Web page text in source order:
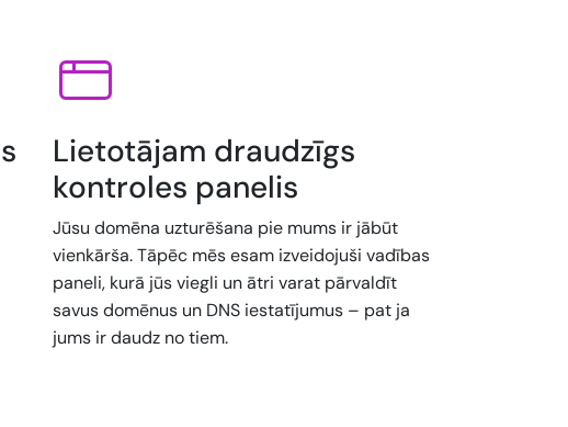
Lietotājam draudzīgs
kontroles panelis
Jūsu domēna uzturēšana pie mums ir jābūt
vienkārša. Tāpēc mēs esam izveidojuši vadības
paneli, kurā jūs viegli un ātri varat pārvaldīt
savus domēnus un DNS iestatījumus – pat ja
jums ir daudz no tiem.